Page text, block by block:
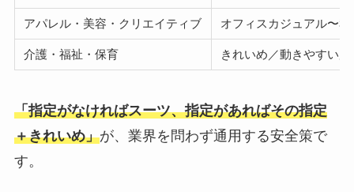
アパレル・美容・クリエイティブ オフィスカジュアル〜私
介護・福祉・保育 きれいめ／動きやすい服
「指定がなければスーツ、指定があればその指定
＋きれいめ」が、業界を問わず通用する安全策で
す。